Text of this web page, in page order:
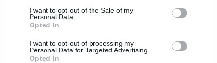
I want to opt-out of the Sale of my
Personal Data.
Opted In
I want to opt-out of processing my
Personal Data for Targeted Advertising.
Opted In